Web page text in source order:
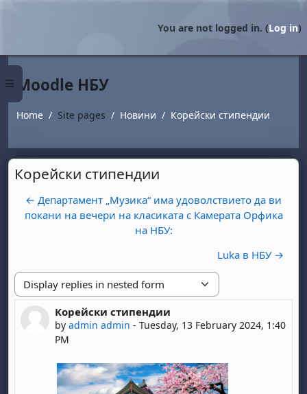
Side panel
You are not logged in. (Log in)
Moodle НБУ
Home Site pages Новини Корейски стипендии
Корейски стипендии
← Департамент „Музика“ има удоволствието да ви
покани на вечери на класиката с Камерата Орфика
на НБУ:
Luka в НБУ →
Display mode
Корейски стипендии
byadmin admin -Tuesday, 13 February 2024, 1:40
PM
Number of replies: 0